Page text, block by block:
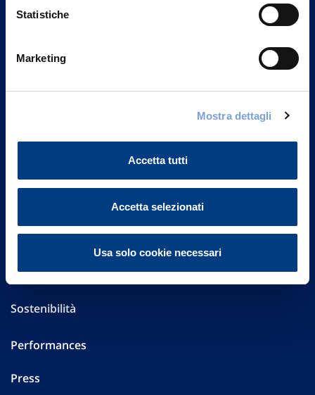
Statistiche
Marketing
Mostra dettagli
Accetta tutti
Accetta selezionati
Usa solo cookie necessari
Vittoria Assicurazioni S.p.A.
Part. IVA 01329510158
FAQ
Altre informazioni
Sostenibilità
Performances
Press